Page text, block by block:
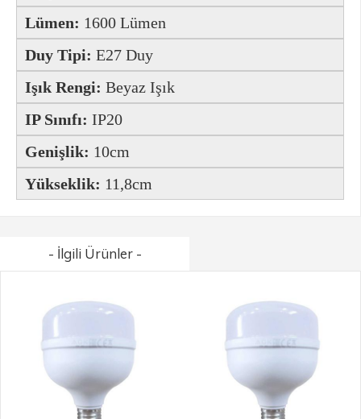
Lümen: 1600 Lümen
Duy Tipi: E27 Duy
Işık Rengi: Beyaz Işık
IP Sınıfı: IP20
Genişlik: 10cm
Yükseklik: 11,8cm
- İlgili Ürünler -